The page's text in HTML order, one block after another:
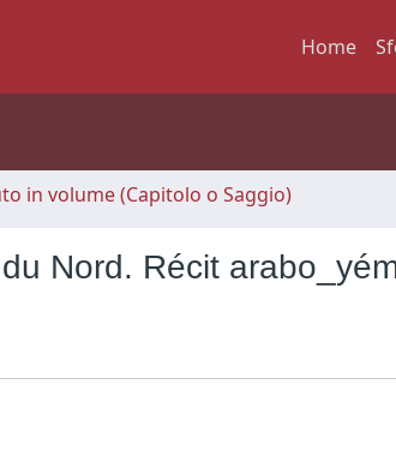
Home
in volume (Capitolo o Saggio)
Nord. Récit